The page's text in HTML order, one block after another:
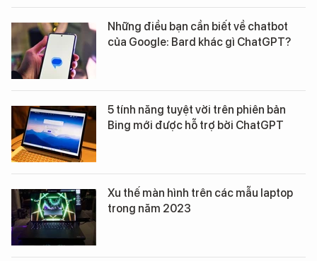
Những điều bạn cần biết về chatbot
của Google: Bard khác gì ChatGPT?
5 tính năng tuyệt vời trên phiên bản
Bing mới được hỗ trợ bởi ChatGPT
Xu thế màn hình trên các mẫu laptop
trong năm 2023